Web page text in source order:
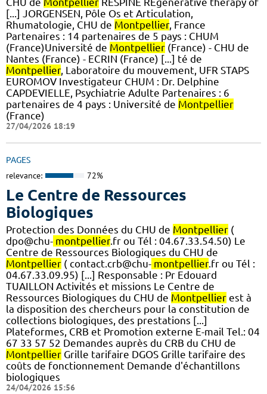
[...] JORGENSEN, Pôle Os et Articulation,
Rhumatologie, CHU de Montpellier, France
Partenaires : 14 partenaires de 5 pays : CHUM
(France)Université de Montpellier (France) - CHU de
Nantes (France) - ECRIN (France) [...] té de
Montpellier, Laboratoire du mouvement, UFR STAPS
EUROMOV Investigateur CHUM : Dr. Delphine
CAPDEVIELLE, Psychiatrie Adulte Partenaires : 6
partenaires de 4 pays : Université de Montpellier
(France)
27/04/2026 18:19
PAGES
relevance: 72%
Le Centre de Ressources
Biologiques
Protection des Données du CHU de Montpellier (
dpo@chu- montpellier.fr ou Tél : 04.67.33.54.50) Le
Centre de Ressources Biologiques du CHU de
Montpellier ( contact.crb@chu- montpellier.fr ou Tél :
04.67.33.09.95) [...] Responsable : Pr Edouard
TUAILLON Activités et missions Le Centre de
Ressources Biologiques du CHU de Montpellier est à
la disposition des chercheurs pour la constitution de
collections biologiques, des prestations [...]
Plateformes, CRB et Promotion externe E-mail Tel.: 04
67 33 57 52 Demandes auprès du CRB du CHU de
Montpellier Grille tarifaire DGOS Grille tarifaire des
coûts de fonctionnement Demande d'échantillons
biologiques
24/04/2026 15:56